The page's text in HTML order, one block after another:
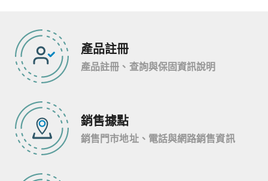
產品註冊
產品註冊、查詢與保固資訊說明
銷售據點
銷售門市地址、電話與網路銷售資訊